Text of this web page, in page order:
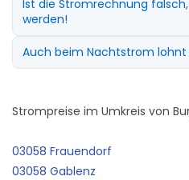
Ist die Stromrechnung
werden!
Auch beim Nachtstrom lohnt
Strompreise im Umkreis von
03058 Frauendorf
03058 Gablenz